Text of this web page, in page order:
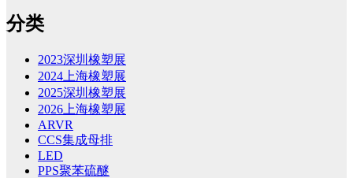
分类
2023深圳橡塑展
2024上海橡塑展
2025深圳橡塑展
2026上海橡塑展
ARVR
CCS集成母排
LED
PPS聚苯硫醚